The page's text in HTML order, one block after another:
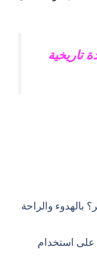
تاريخية
بالهدوء والراحة
استخدام